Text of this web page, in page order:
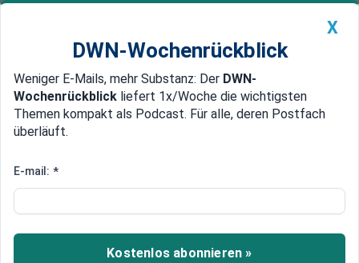
Newsticker MEIN DWN: Geldanlage Premium
Edelmetalle DWN-Magazin China
Rückstellungen deutlich reduziert
Gewinn von niederländischer
Großbank ING bricht ein
Der Nettogewinn der ING brach im ersten Quartal
X
DWN-Wochenrückblick
Weniger E-Mails, mehr Substanz: Der DWN-
Wochenrückblick liefert 1x/Woche die wichtigsten
Themen kompakt als Podcast. Für alle, deren Postfach
überläuft.
E-mail: *
Kostenlos abonnieren »